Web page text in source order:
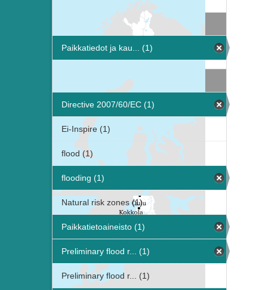
Resurssityypit
Paikkatiedot ja kau... (1)
Directive 2007/60/EC (1)
Ei-Inspire (1)
flood (1)
flooding (1)
Natural risk zones (1)
Paikkatietoaineisto (1)
Preliminary flood r... (1)
Preliminary flood r... (1)